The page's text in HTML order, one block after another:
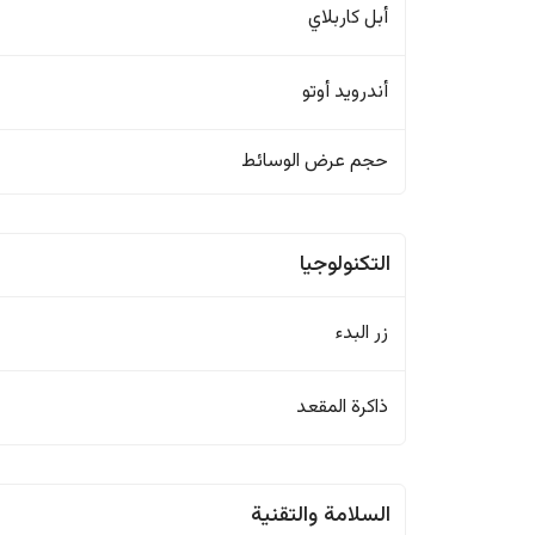
أبل كاربلاي
أندرويد أوتو
حجم عرض الوسائط
التكنولوجيا
زر البدء
ذاكرة المقعد
السلامة والتقنية